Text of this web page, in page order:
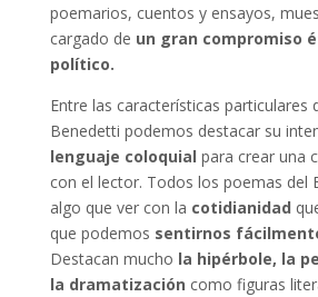
poemarios, cuentos y ensayos,
cargado de un gran compromiso
político.
Entre las características particulares
Benedetti podemos destacar su
lenguaje coloquial para crear una
con el lector. Todos los poemas del
algo que ver con la cotidianidad
que podemos sentirnos
Destacan mucho la hipérbole, la
la dramatización como figuras